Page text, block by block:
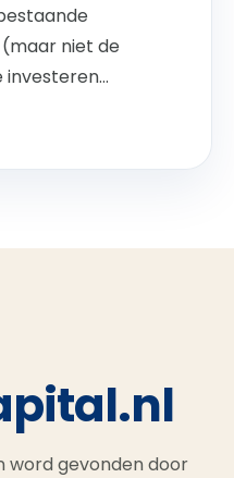
niet de
word gevonden door